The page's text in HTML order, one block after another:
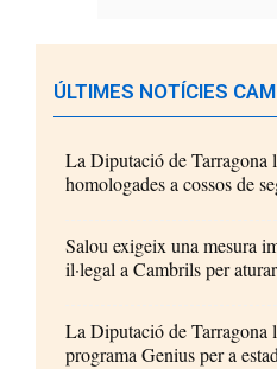
ÚLTIMES NOTÍCIES
La Diputació de Tarragona
homologades a cossos de
Salou exigeix una mesura
il·legal a Cambrils per
La Diputació de Tarragona
programa Genius per a